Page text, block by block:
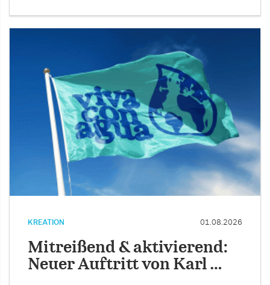
KREATION 01.08.2026
Mitreißend & aktivierend:
Neuer Auftritt von Karl …